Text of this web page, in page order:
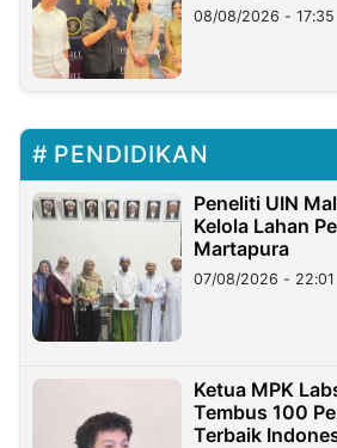
08/08/2026 - 17:35
PENDIDIKAN
Peneliti UIN
Kelola Lahan
Martapura
07/08/2026 - 22:01
Ketua MPK
Tembus 100
Terbaik